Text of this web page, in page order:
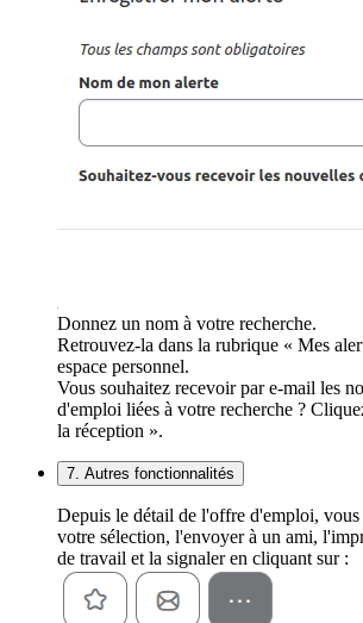
Donnez un nom à votre recherche.
Retrouvez-la dans la rubrique « Mes
espace personnel.
Vous souhaitez recevoir par e-mail les
d'emploi liées à votre recherche ?
la réception ».
7. Autres fonctionnalités
Depuis le détail de l'offre d'emploi,
votre sélection, l'envoyer à un ami,
de travail et la signaler en cliquant sur :